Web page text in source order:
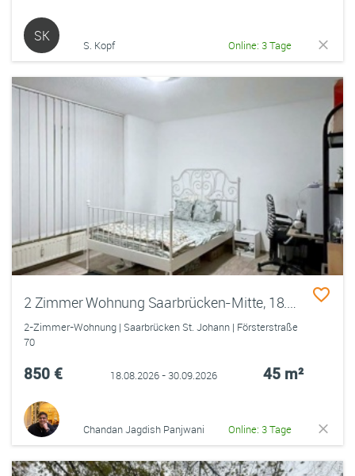
SK
S. Kopf Online: 3 Tage
2 Zimmer Wohnung Saarbrücken-Mitte, 18.08 - 30.09
2-Zimmer-Wohnung | Saarbrücken St. Johann | Försterstraße
70
850 € 18.08.2026 - 30.09.2026 45 m²
Chandan Jagdish Panjwani Online: 3 Tage